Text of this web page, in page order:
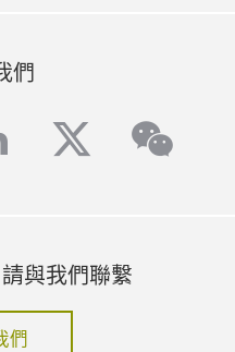
們
twitter
與我們聯繫
們